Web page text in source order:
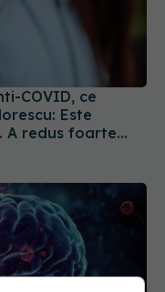
Este
A redus foarte